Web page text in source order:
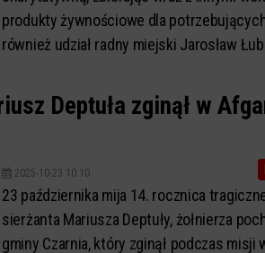
produkty żywnościowe dla
również udział radny miejski Jarosław
Deptuła zginął w
2025-10-23 10:10
23 października mija 14. rocznica
sierżanta Mariusza Deptuły, żołnierza
gminy Czarnia, który zginął podczas misji